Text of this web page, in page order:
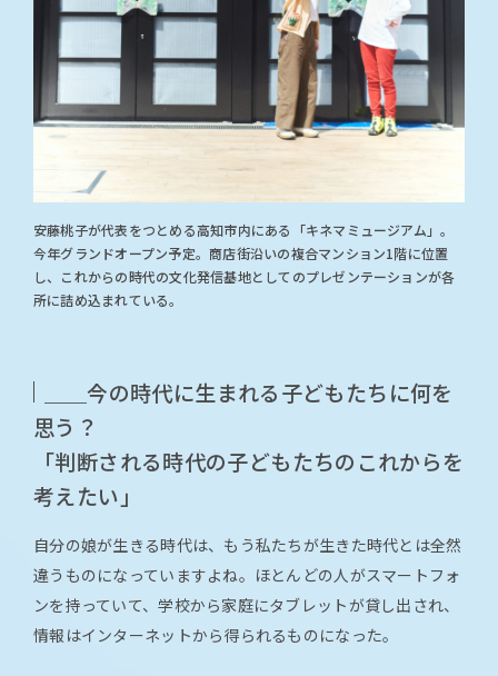
安藤桃子が代表をつとめる高知市内にある「キネマミュージアム」。
今年グランドオープン予定。商店街沿いの複合マンション1階に位置
し、これからの時代の文化発信基地としてのプレゼンテーションが各
所に詰め込まれている。
＿＿今の時代に生まれる子どもたちに何を
思う？
「判断される時代の子どもたちのこれからを
考えたい」
自分の娘が生きる時代は、もう私たちが生きた時代とは全然
違うものになっていますよね。ほとんどの人がスマートフォ
ンを持っていて、学校から家庭にタブレットが貸し出され、
情報はインターネットから得られるものになった。